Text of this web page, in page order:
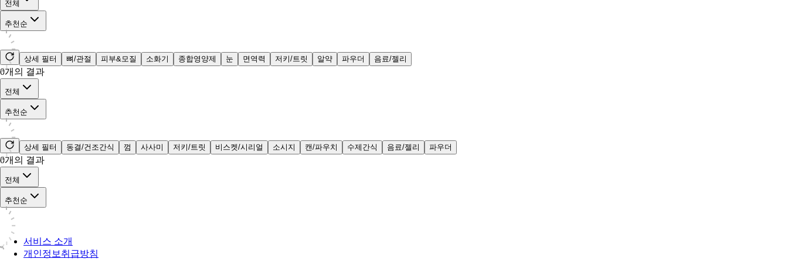
전체
추천순
상세 필터 뼈/관절 피부&모질 소화기 종합영양제 눈 면역력 저키/트릿 알약 파우더 음료/젤리
0개의 결과
전체
추천순
상세 필터 동결/건조간식 껌 사사미 저키/트릿 비스켓/시리얼 소시지 캔/파우치 수제간식 음료/젤리 파우더
0개의 결과
전체
추천순
서비스 소개
개인정보취급방침